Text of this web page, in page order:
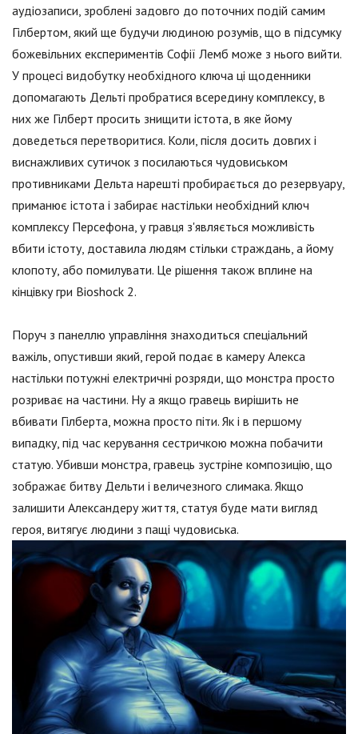
аудіозаписи, зроблені задовго до поточних подій самим
Гілбертом, який ще будучи людиною розумів, що в підсумку
божевільних експериментів Софії Лемб може з нього вийти.
У процесі видобутку необхідного ключа ці щоденники
допомагають Дельті пробратися всередину комплексу, в
них же Гілберт просить знищити істота, в яке йому
доведеться перетворитися. Коли, після досить довгих і
виснажливих сутичок з посилаються чудовиськом
противниками Дельта нарешті пробирається до резервуару,
приманює істота і забирає настільки необхідний ключ
комплексу Персефона, у гравця з'являється можливість
вбити істоту, доставила людям стільки страждань, а йому
клопоту, або помилувати. Це рішення також вплине на
кінцівку гри Bioshock 2.
Поруч з панеллю управління знаходиться спеціальний
важіль, опустивши який, герой подає в камеру Алекса
настільки потужні електричні розряди, що монстра просто
розриває на частини. Ну а якщо гравець вирішить не
вбивати Гілберта, можна просто піти. Як і в першому
випадку, під час керування сестричкою можна побачити
статую. Убивши монстра, гравець зустріне композицію, що
зображає битву Дельти і величезного слимака. Якщо
залишити Александеру життя, статуя буде мати вигляд
героя, витягує людини з пащі чудовиська.